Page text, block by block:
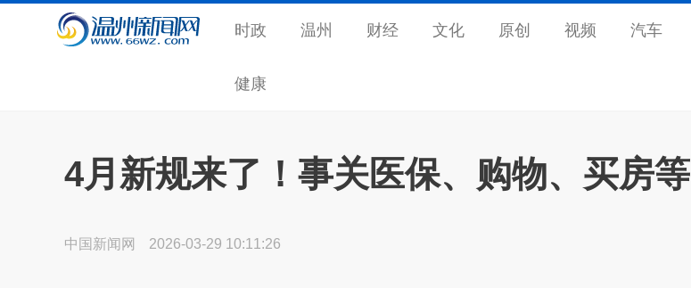
时政 温州 财经 文化 原创 视频 汽车
健康
4月新规来了！事关医保、购物、买房等
中国新闻网 2026-03-29 10:11:26